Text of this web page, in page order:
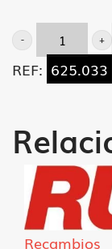
Base
goma
LC-
cantidad
REF: 625.033
Recambios